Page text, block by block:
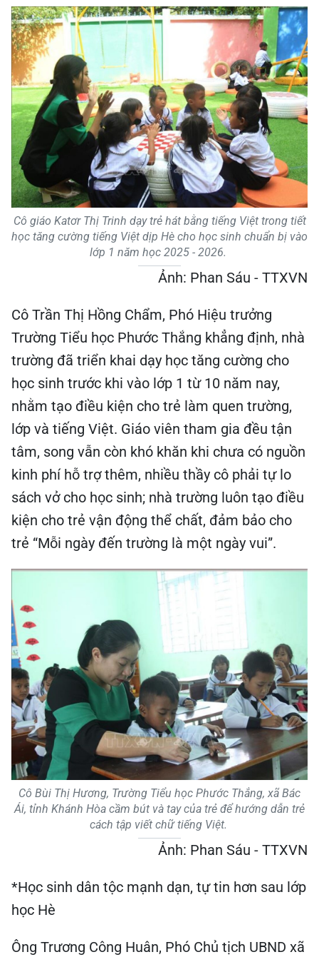
Cô giáo Katơr Thị Trinh dạy trẻ hát bằng tiếng Việt trong tiết
học tăng cường tiếng Việt dịp Hè cho học sinh chuẩn bị vào
lớp 1 năm học 2025 - 2026.
Ảnh: Phan Sáu - TTXVN
Cô Trần Thị Hồng Chẩm, Phó Hiệu trưởng
Trường Tiểu học Phước Thắng khẳng định, nhà
trường đã triển khai dạy học tăng cường cho
học sinh trước khi vào lớp 1 từ 10 năm nay,
nhằm tạo điều kiện cho trẻ làm quen trường,
lớp và tiếng Việt. Giáo viên tham gia đều tận
tâm, song vẫn còn khó khăn khi chưa có nguồn
kinh phí hỗ trợ thêm, nhiều thầy cô phải tự lo
sách vở cho học sinh; nhà trường luôn tạo điều
kiện cho trẻ vận động thể chất, đảm bảo cho
trẻ “Mỗi ngày đến trường là một ngày vui”.
Cô Bùi Thị Hương, Trường Tiểu học Phước Thắng, xã Bác
Ái, tỉnh Khánh Hòa cầm bút và tay của trẻ để hướng dẫn trẻ
cách tập viết chữ tiếng Việt.
Ảnh: Phan Sáu - TTXVN
*Học sinh dân tộc mạnh dạn, tự tin hơn sau lớp
học Hè
Ông Trương Công Huân, Phó Chủ tịch UBND xã